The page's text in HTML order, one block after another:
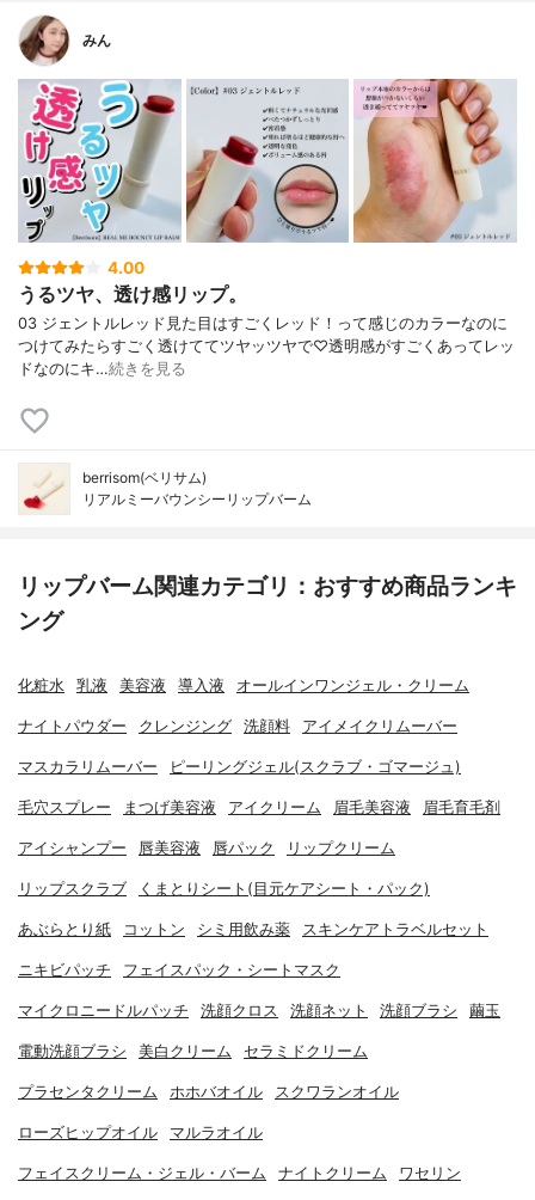
みん
4.00
うるツヤ、透け感リップ。
03 ジェントルレッド見た目はすごくレッド！って感じのカラーなのに
つけてみたらすごく透けててツヤッツヤで♡透明感がすごくあってレッ
ドなのにキ…続きを見る
berrisom(ベリサム)
リアルミーバウンシーリップバーム
リップバーム関連カテゴリ：おすすめ商品ランキ
ング
化粧水 乳液 美容液 導入液 オールインワンジェル・クリーム
ナイトパウダー クレンジング 洗顔料 アイメイクリムーバー
マスカラリムーバー ピーリングジェル(スクラブ・ゴマージュ)
毛穴スプレー まつげ美容液 アイクリーム 眉毛美容液 眉毛育毛剤
アイシャンプー 唇美容液 唇パック リップクリーム
リップスクラブ くまとりシート(目元ケアシート・パック)
あぶらとり紙 コットン シミ用飲み薬 スキンケアトラベルセット
ニキビパッチ フェイスパック・シートマスク
マイクロニードルパッチ 洗顔クロス 洗顔ネット 洗顔ブラシ 繭玉
電動洗顔ブラシ 美白クリーム セラミドクリーム
プラセンタクリーム ホホバオイル スクワランオイル
ローズヒップオイル マルラオイル
フェイスクリーム・ジェル・バーム ナイトクリーム ワセリン